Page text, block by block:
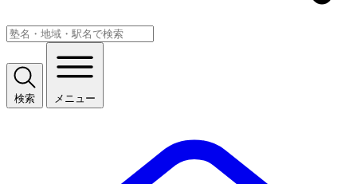
検索 メニュー